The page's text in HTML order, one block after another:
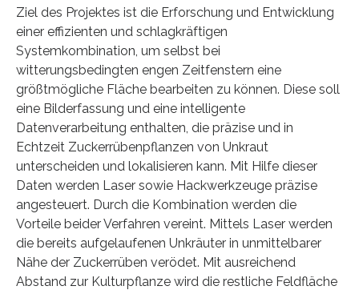
Ziel des Projektes ist die Erforschung und Entwicklung
einer effizienten und schlagkräftigen
Systemkombination, um selbst bei
witterungsbedingten engen Zeitfenstern eine
größtmögliche Fläche bearbeiten zu können. Diese soll
eine Bilderfassung und eine intelligente
Datenverarbeitung enthalten, die präzise und in
Echtzeit Zuckerrübenpflanzen von Unkraut
unterscheiden und lokalisieren kann. Mit Hilfe dieser
Daten werden Laser sowie Hackwerkzeuge präzise
angesteuert. Durch die Kombination werden die
Vorteile beider Verfahren vereint. Mittels Laser werden
die bereits aufgelaufenen Unkräuter in unmittelbarer
Nähe der Zuckerrüben verödet. Mit ausreichend
Abstand zur Kulturpflanze wird die restliche Feldfläche